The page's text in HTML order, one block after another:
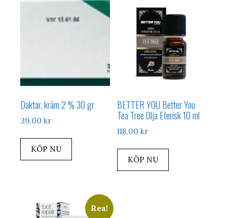
Daktar, kräm 2 % 30 gr
39,00 kr
KÖP NU
BETTER YOU Better You
Tea Tree Olja Eterisk 10 ml
118,00kr
KÖP NU
Rea!